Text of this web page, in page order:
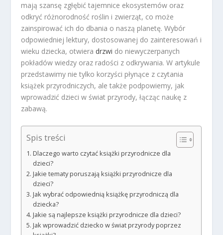
mają szansę zgłębić tajemnice ekosystemów oraz
odkryć różnorodność roślin i zwierząt, co może
zainspirować ich do dbania o naszą planetę. Wybór
odpowiedniej lektury, dostosowanej do zainteresowań i
wieku dziecka, otwiera drzwi do niewyczerpanych
pokładów wiedzy oraz radości z odkrywania. W artykule
przedstawimy nie tylko korzyści płynące z czytania
książek przyrodniczych, ale także podpowiemy, jak
wprowadzić dzieci w świat przyrody, łącząc naukę z
zabawą.
Spis treści
Dlaczego warto czytać książki przyrodnicze dla
dzieci?
Jakie tematy poruszają książki przyrodnicze dla
dzieci?
Jak wybrać odpowiednią książkę przyrodniczą dla
dziecka?
Jakie są najlepsze książki przyrodnicze dla dzieci?
Jak wprowadzić dziecko w świat przyrody poprzez